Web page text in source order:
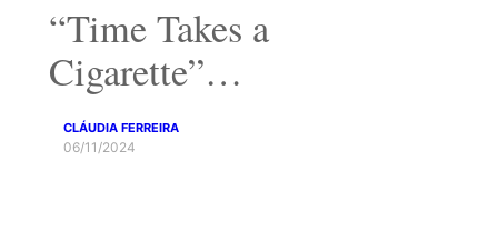
“Time Takes a
Cigarette”…
CLÁUDIA FERREIRA
06/11/2024